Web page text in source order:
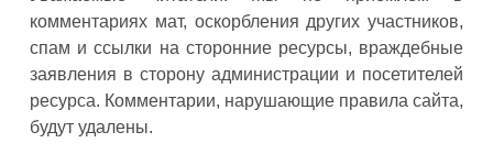
комментариях мат, оскорбления других участников,
спам и ссылки на сторонние ресурсы, враждебные
заявления в сторону администрации и посетителей
ресурса. Комментарии, нарушающие правила сайта,
будут удалены.